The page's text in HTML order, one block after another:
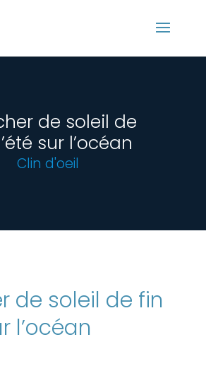
de soleil de
sur l’océan
Clin d'oeil
de soleil de fin
l’océan